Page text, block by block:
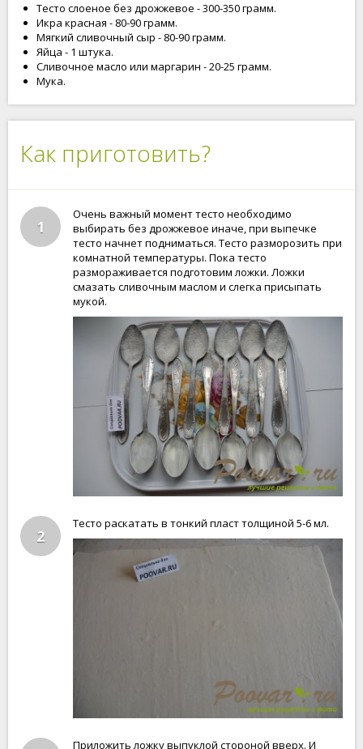
Тесто слоеное без дрожжевое - 300-350 грамм.
Икра красная - 80-90 грамм.
Мягкий сливочный сыр - 80-90 грамм.
Яйца - 1 штука.
Сливочное масло или маргарин - 20-25 грамм.
Мука.
Как приготовить?
1
Очень важный момент тесто необходимо
выбирать без дрожжевое иначе, при выпечке
тесто начнет подниматься. Тесто разморозить при
комнатной температуры. Пока тесто
размораживается подготовим ложки. Ложки
смазать сливочным маслом и слегка присыпать
мукой.
2
Тесто раскатать в тонкий пласт толщиной 5-6 мл.
Приложить ложку выпуклой стороной вверх. И